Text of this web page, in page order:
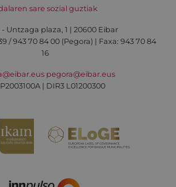
sare sozial guztiak
Untzaga plaza, 1 | 20600 Eibar
/ 943 70 84 00 (Pegora) | Faxa: 943 70 84
16
pegora@eibar.eus
| DIR3 L01200300